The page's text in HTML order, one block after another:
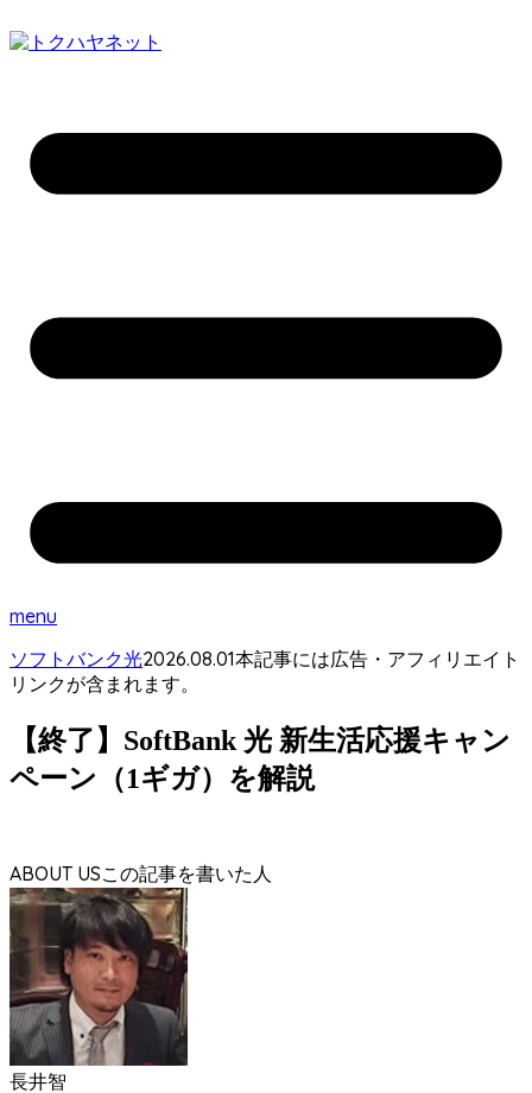
menu
ソフトバンク光2026.08.01本記事には広告・アフィリエイト
リンクが含まれます。
【終了】SoftBank 光 新生活応援キャン
ペーン（1ギガ）を解説
ABOUT US
長井智